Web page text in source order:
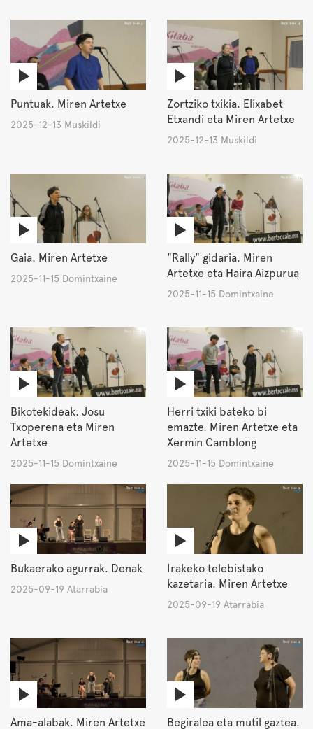
Puntuak. Miren Artetxe
2025-12-13 Muskildi
Zortziko txikia. Elixabet
Etxandi eta Miren Artetxe
2025-12-13 Muskildi
Gaia. Miren Artetxe
2025-11-15 Domintxaine
"Rally" gidaria. Miren
Artetxe eta Haira Aizpurua
2025-11-15 Domintxaine
Bikotekideak. Josu
Txoperena eta Miren
Artetxe
2025-11-15 Domintxaine
Herri txiki bateko bi
emazte. Miren Artetxe eta
Xermin Camblong
2025-11-15 Domintxaine
Bukaerako agurrak. Denak
2025-09-19 Atarrabia
Irakeko telebistako
kazetaria. Miren Artetxe
2025-09-19 Atarrabia
Ama-alabak. Miren Artetxe
Begiralea eta mutil gaztea.